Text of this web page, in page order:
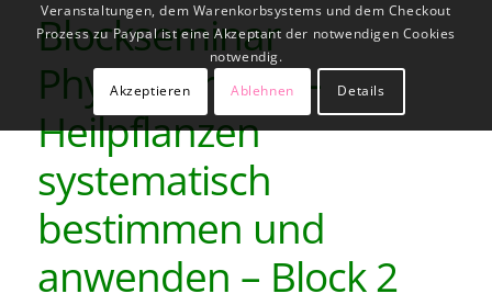
Blockseminar
Phytotherapie –
Heilpflanzen
systematisch
bestimmen und
anwenden – Block 2
Veranstaltungen, dem Warenkorbsystems und dem Checkout
Prozess zu Paypal ist eine Akzeptant der notwendigen Cookies
notwendig.
Akzeptieren
Ablehnen Details